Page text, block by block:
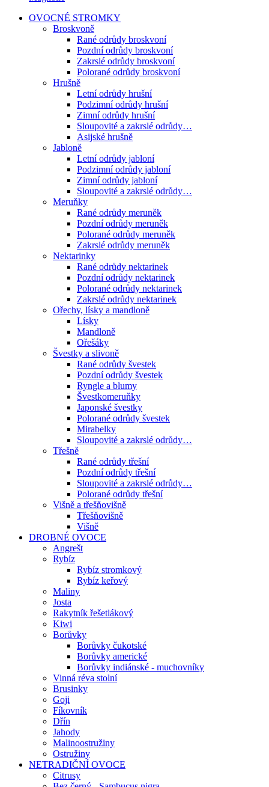
OVOCNÉ STROMKY
Broskvoně
Rané odrůdy broskvoní
Pozdní odrůdy broskvoní
Zakrslé odrůdy broskvoní
Polorané odrůdy broskvoní
Hrušně
Letní odrůdy hrušní
Podzimní odrůdy hrušní
Zimní odrůdy hrušní
Sloupovité a zakrslé odrůdy…
Asijské hrušně
Jabloně
Letní odrůdy jabloní
Podzimní odrůdy jabloní
Zimní odrůdy jabloní
Sloupovité a zakrslé odrůdy…
Meruňky
Rané odrůdy meruněk
Pozdní odrůdy meruněk
Polorané odrůdy meruněk
Zakrslé odrůdy meruněk
Nektarinky
Rané odrůdy nektarinek
Pozdní odrůdy nektarinek
Polorané odrůdy nektarinek
Zakrslé odrůdy nektarinek
Ořechy, lísky a mandloně
Lísky
Mandloně
Ořešáky
Švestky a slivoně
Rané odrůdy švestek
Pozdní odrůdy švestek
Ryngle a blumy
Švestkomeruňky
Japonské švestky
Polorané odrůdy švestek
Mirabelky
Sloupovité a zakrslé odrůdy…
Třešně
Rané odrůdy třešní
Pozdní odrůdy třešní
Sloupovité a zakrslé odrůdy…
Polorané odrůdy třešní
Višně a třešňovišně
Třešňovišně
Višně
DROBNÉ OVOCE
Angrešt
Rybíz
Rybíz stromkový
Rybíz keřový
Maliny
Josta
Rakytník řešetlákový
Kiwi
Borůvky
Borůvky čukotské
Borůvky americké
Borůvky indiánské - muchovníky
Vinná réva stolní
Brusinky
Goji
Fíkovník
Dřín
Jahody
Malinoostružiny
Ostružiny
NETRADIČNÍ OVOCE
Citrusy